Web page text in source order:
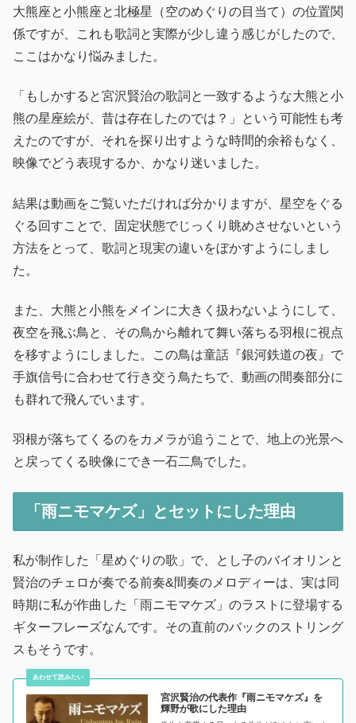
大熊座と小熊座と北極星（空のめぐりの目当て）の位置関
係ですが、これも歌詞と実際が少し違う感じがしたので、
ここはかなり悩みました。
「もしかすると宮沢賢治の歌詞と一致するような大熊と小
熊の星座絵が、昔は存在したのでは？」という可能性も考
えたのですが、それを探り出すような時間的余裕もなく、
映像でどう表現するか、かなり迷いました。
結果は動画をご覧いただければ分かりますが、星空をぐる
ぐる回すことで、固定状態でじっくり眺めさせないという
方法をとって、歌詞と現実の違いをぼかすようにしまし
た。
また、大熊と小熊をメインに大きく扱わないようにして、
夜空を飛ぶ鳥と、その鳥から離れて舞い落ちる羽根に視点
を移すようにしました。この鳥は童話『銀河鉄道の夜』で
手旗信号に合わせて行き交う鳥たちで、動画の間奏部分に
も群れで飛んでいます。
羽根が落ちてくるのをカメラが追うことで、地上の光景へ
と戻ってくる映像にでき一石二鳥でした。
「雨ニモマケズ」とセットにした理由
私が制作した「星めぐりの歌」で、とし子のバイオリンと
賢治のチェロが奏でる前奏&間奏のメロディーは、実は同
時期に私が作曲した「雨ニモマケズ」のラストに登場する
ギターフレーズなんです。その直前のバックのストリング
スもそうです。
宮沢賢治の代表作『雨ニモマケズ』を
輝野が歌にした理由